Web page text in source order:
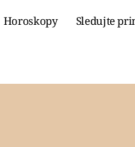
Horoskopy Sledujte